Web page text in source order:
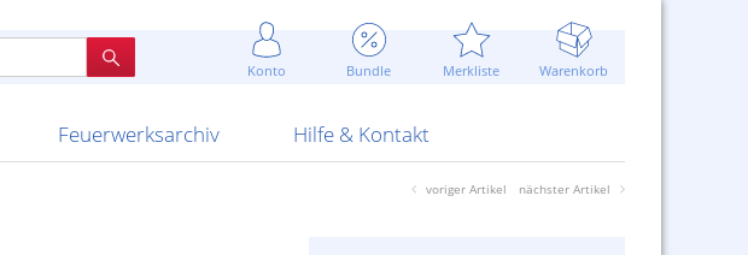
Konto Bundle Merkliste Warenkorb
Schachteln und Attrappen
Streich- und Bengalhölzer
Blitzschnell...
Sommerpreise u.v.m.
Ausnahmegenehmigung
Sammlertreffen
Feuerwerksarchiv
Argento Feuerwerk ARS Pirotecnia
Bothmer Pyrotechnik
Hilfe & Kontakt
Versanddienste
Gewerbetreibende
Kontaktformular
AGB
voriger Artikel nächster Artikel